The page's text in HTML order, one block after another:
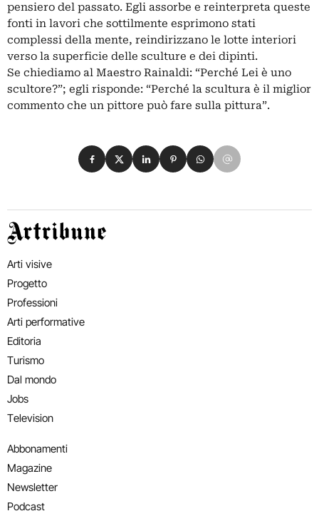
pensiero del passato. Egli assorbe e reinterpreta queste
fonti in lavori che sottilmente esprimono stati
complessi della mente, reindirizzano le lotte interiori
verso la superficie delle sculture e dei dipinti.
Se chiediamo al Maestro Rainaldi: “Perché Lei è uno
scultore?”; egli risponde: “Perché la scultura è il miglior
commento che un pittore può fare sulla pittura”.
Condividi su Facebook
Condividi su X
Condividi su LinkedIn
Condividi su Pinterest
Condividi su WhatsApp
Condividi su Email
Artribune
Arti visive
Progetto
Professioni
Arti performative
Editoria
Turismo
Dal mondo
Jobs
Television
Abbonamenti
Magazine
Newsletter
Podcast